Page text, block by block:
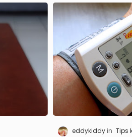
eddykiddy Tips